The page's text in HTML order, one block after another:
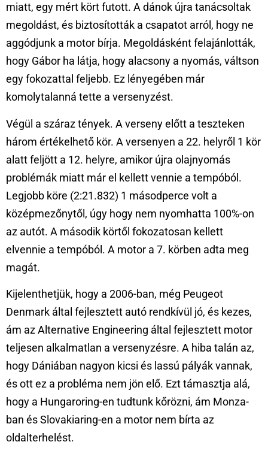
miatt, egy mért kört futott. A dánok újra tanácsoltak
megoldást, és biztosították a csapatot arról, hogy ne
aggódjunk a motor bírja. Megoldásként felajánlották,
hogy Gábor ha látja, hogy alacsony a nyomás, váltson
egy fokozattal feljebb. Ez lényegében már
komolytalanná tette a versenyzést.
Végül a száraz tények. A verseny előtt a teszteken
három értékelhető kör. A versenyen a 22. helyről 1 kör
alatt feljött a 12. helyre, amikor újra olajnyomás
problémák miatt már el kellett vennie a tempóból.
Legjobb köre (2:21.832) 1 másodperce volt a
középmezőnytől, úgy hogy nem nyomhatta 100%-on
az autót. A második körtől fokozatosan kellett
elvennie a tempóból. A motor a 7. körben adta meg
magát.
Kijelenthetjük, hogy a 2006-ban, még Peugeot
Denmark által fejlesztett autó rendkívül jó, és kezes,
ám az Alternative Engineering által fejlesztett motor
teljesen alkalmatlan a versenyzésre. A hiba talán az,
hogy Dániában nagyon kicsi és lassú pályák vannak,
és ott ez a probléma nem jön elő. Ezt támasztja alá,
hogy a Hungaroring-en tudtunk kőrözni, ám Monza-
ban és Slovakiaring-en a motor nem bírta az
oldalterhelést.